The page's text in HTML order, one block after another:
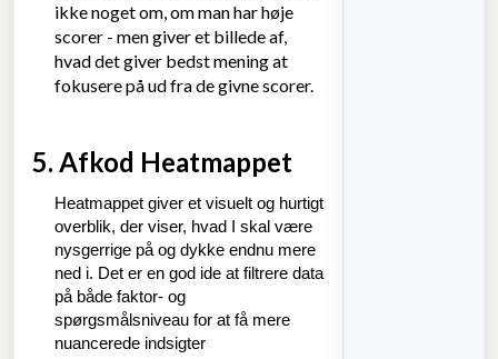
ikke noget om, om man har høje
scorer - men giver et billede af,
hvad det giver bedst mening at
fokusere på ud fra de givne scorer.
5. Afkod Heatmappet
Heatmappet giver et visuelt og hurtigt
overblik, der viser, hvad I skal være
nysgerrige på og dykke endnu mere
ned i. Det er en god ide at filtrere data
på både faktor- og
spørgsmålsniveau for at få mere
nuancerede indsigter